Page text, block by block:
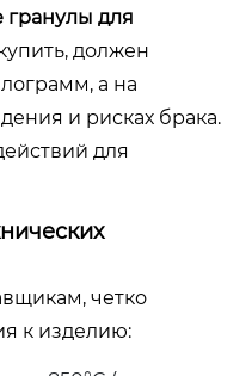
гранулы для
должен
а на
и рисках брака.
для
четко
к изделию: